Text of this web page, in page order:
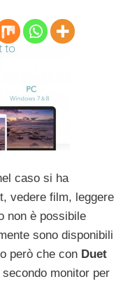
caso si ha
vedere film, leggere
non è possibile
sono disponibili
però che con Duet
monitor per